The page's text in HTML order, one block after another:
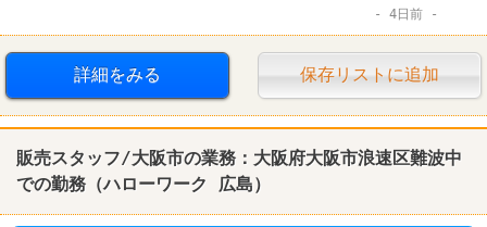
スキルアップ 賞与あり
4日前
詳細をみる 保存リストに追加
販売スタッフ/大阪市の業務：大阪府大阪市浪速区難波中
での勤務（ハローワーク 広島）